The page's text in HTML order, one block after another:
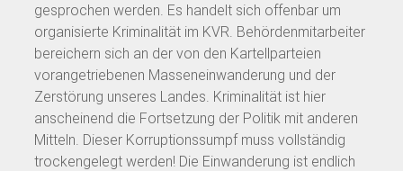
gesprochen werden. Es handelt sich offenbar um
organisierte Kriminalität im KVR. Behördenmitarbeiter
bereichern sich an der von den Kartellparteien
vorangetriebenen Masseneinwanderung und der
Zerstörung unseres Landes. Kriminalität ist hier
anscheinend die Fortsetzung der Politik mit anderen
Mitteln. Dieser Korruptionssumpf muss vollständig
trockengelegt werden! Die Einwanderung ist endlich